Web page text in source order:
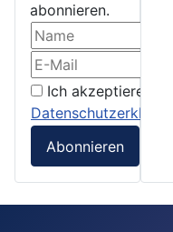
abonnieren.
Ich akzeptiere die
Datenschutzerklärung
Abonnieren